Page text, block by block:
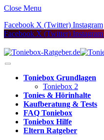
Close Menu
Facebook X (Twitter) Instagram
Facebook X (Twitter) Instagram
Toniebox Grundlagen
Toniebox 2
Tonies & Hörinhalte
Kaufberatung & Tests
FAQ Toniebox
Toniebox Hilfe
Eltern Ratgeber